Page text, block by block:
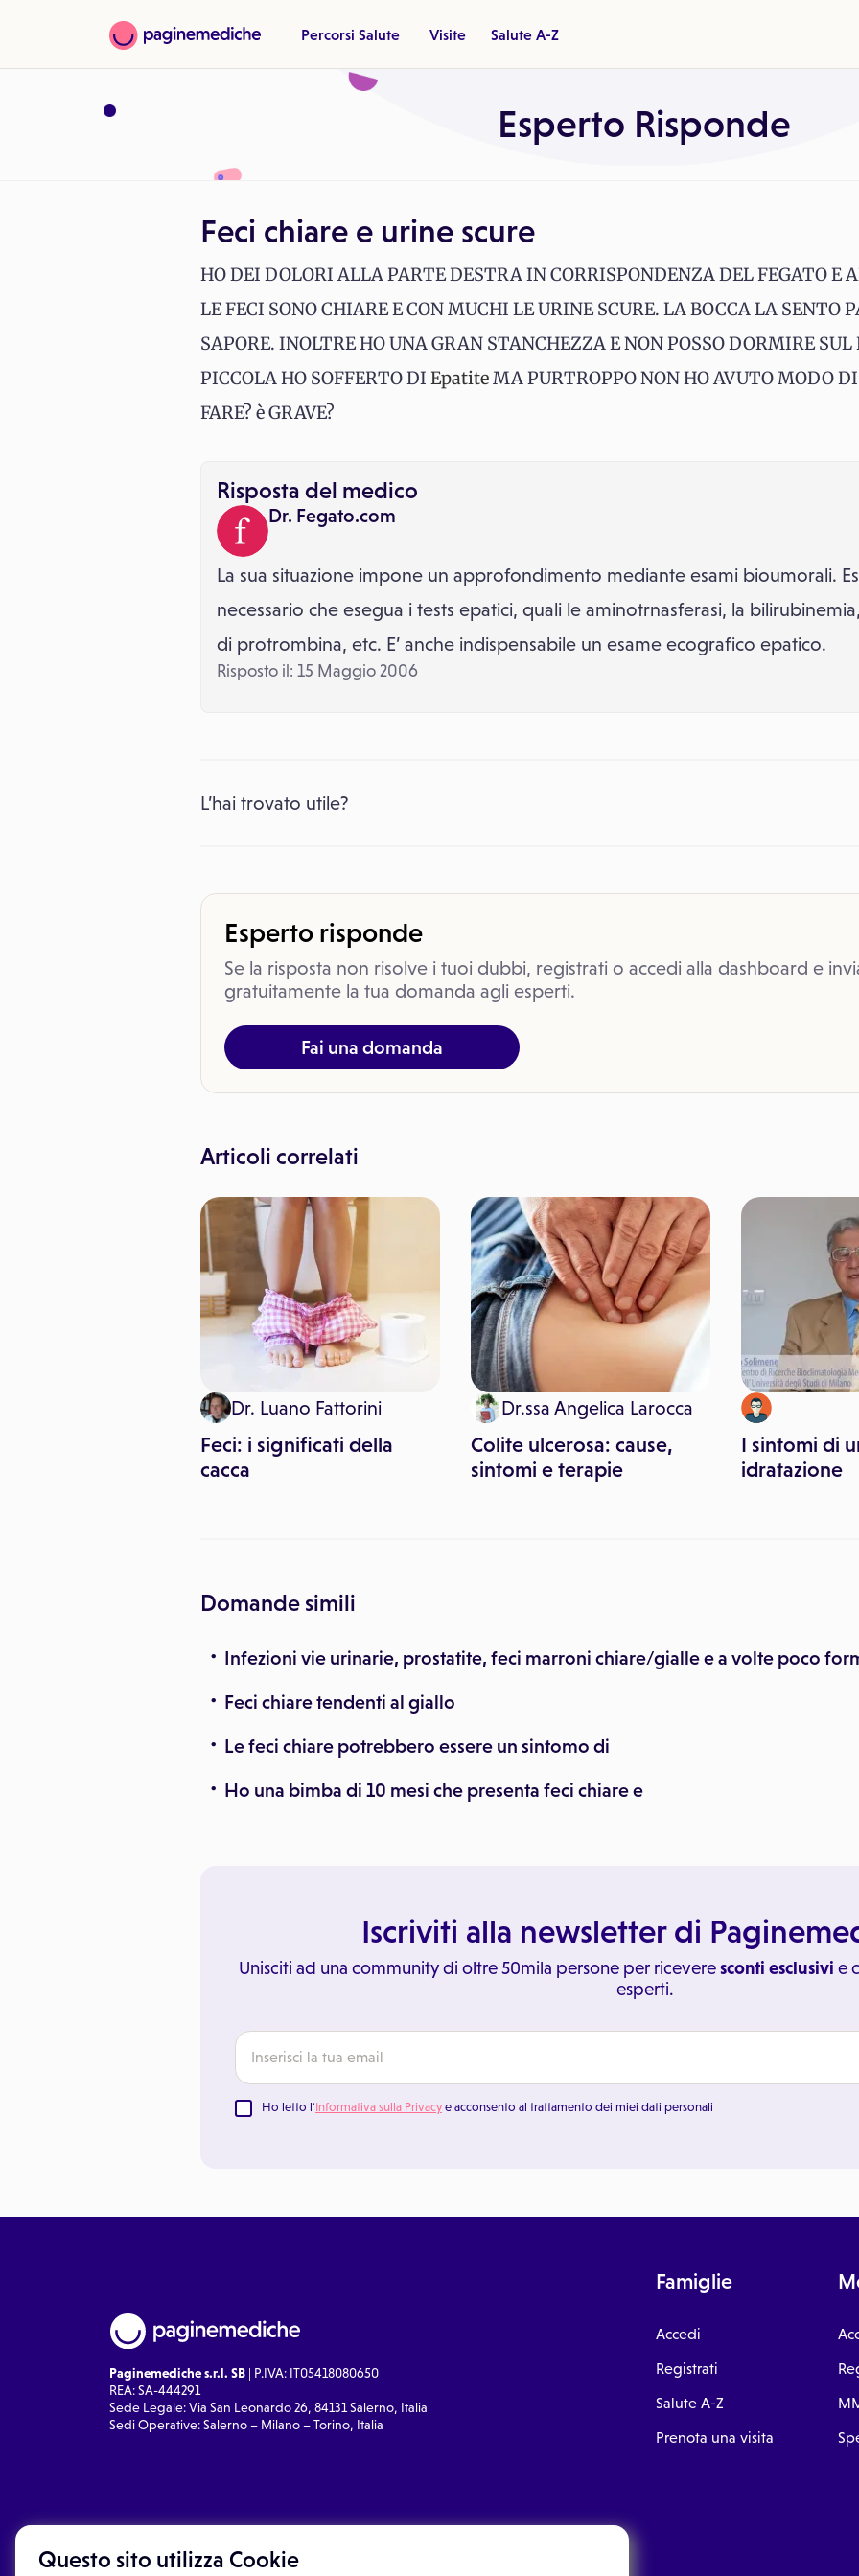
Questo sito utilizza Cookie
Percorsi Salute Visite Salute A-Z
Esperto Risponde
Feci chiare e urine scure
HO DEI DOLORI ALLA PARTE DESTRA IN CORRISPONDENZA DEL FEGATO E
LE FECI SONO CHIARE E CON MUCHI LE URINE SCURE. LA BOCCA LA SENTO
SAPORE. INOLTRE HO UNA GRAN STANCHEZZA E NON POSSO DORMIRE
PICCOLA HO SOFFERTO DI EpatiteMA PURTROPPO NON HO AVUTO MODO
FARE? è GRAVE?
Risposta del medico
Dr. Fegato.com
La sua situazione impone un approfondimento mediante esami bioumorali.
necessario che esegua i tests epatici, quali le aminotrnasferasi, la
di protrombina, etc. E’ anche indispensabile un esame ecografico epatico.
Risposto il: 15 Maggio 2006
L’hai trovato utile?
Esperto risponde
Se la risposta non risolve i tuoi dubbi, registrati o accedi alla dashboard e
gratuitamente la tua domanda agli esperti.
Fai una domanda
Articoli correlati
Dr. Luano Fattorini
Feci: i significati della
cacca
Dr.ssa Angelica Larocca
Colite ulcerosa: cause,
sintomi e terapie
I sintomi di
idratazione
Domande simili
Infezioni vie urinarie, prostatite, feci marroni chiare/gialle e a volte poco
Feci chiare tendenti al giallo
Le feci chiare potrebbero essere un sintomo di
Ho una bimba di 10 mesi che presenta feci chiare e
Iscriviti alla newsletter di
Unisciti ad una community di oltre 50mila persone per riceveresconti esclusivi e
esperti.
Ho letto l'Informativa sulla Privacy e acconsento al trattamento dei miei dati personali
Paginemediche s.r.l. SB | P.IVA: IT05418080650
REA: SA-444291
Sede Legale: Via San Leonardo 26, 84131 Salerno, Italia
Sedi Operative: Salerno – Milano – Torino, Italia
Famiglie
Accedi
Registrati
Salute A-Z
Prenota una visita